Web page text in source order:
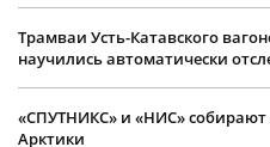
Трамваи Усть-Катавского
научились автоматически
«СПУТНИКС» и «НИС» собирают
Арктики